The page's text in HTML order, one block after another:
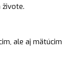
živote.
ale aj mätúcim